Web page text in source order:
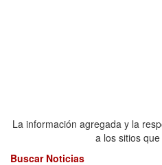
La información agregada y la
a los sitios
Buscar Noticias